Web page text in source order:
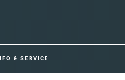
& SERVICE